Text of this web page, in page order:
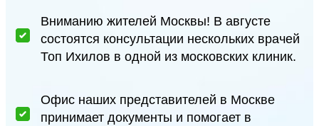
Вниманию жителей Москвы! В августе
состоятся консультации нескольких врачей
Топ Ихилов в одной из московских клиник.
Офис наших представителей в Москве
принимает документы и помогает в